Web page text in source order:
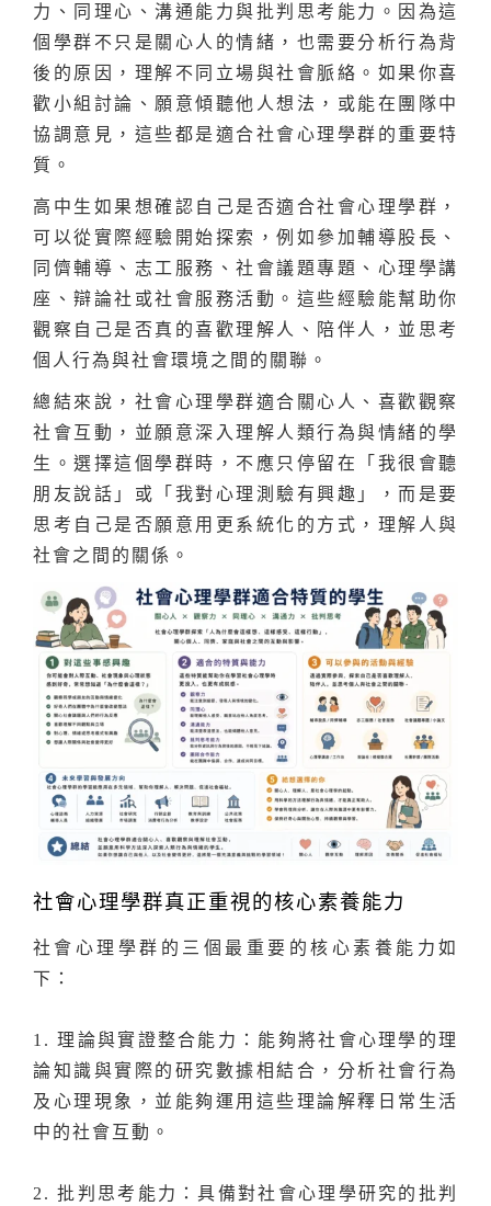
力、同理心、溝通能力與批判思考能力。因為這
個學群不只是關心人的情緒，也需要分析行為背
後的原因，理解不同立場與社會脈絡。如果你喜
歡小組討論、願意傾聽他人想法，或能在團隊中
協調意見，這些都是適合社會心理學群的重要特
質。
高中生如果想確認自己是否適合社會心理學群，
可以從實際經驗開始探索，例如參加輔導股長、
同儕輔導、志工服務、社會議題專題、心理學講
座、辯論社或社會服務活動。這些經驗能幫助你
觀察自己是否真的喜歡理解人、陪伴人，並思考
個人行為與社會環境之間的關聯。
總結來說，社會心理學群適合關心人、喜歡觀察
社會互動，並願意深入理解人類行為與情緒的學
生。選擇這個學群時，不應只停留在「我很會聽
朋友說話」或「我對心理測驗有興趣」，而是要
思考自己是否願意用更系統化的方式，理解人與
社會之間的關係。
社會心理學群真正重視的核心素養能力
社會心理學群的三個最重要的核心素養能力如
下：
1. 理論與實證整合能力：能夠將社會心理學的理
論知識與實際的研究數據相結合，分析社會行為
及心理現象，並能夠運用這些理論解釋日常生活
中的社會互動。
2. 批判思考能力：具備對社會心理學研究的批判